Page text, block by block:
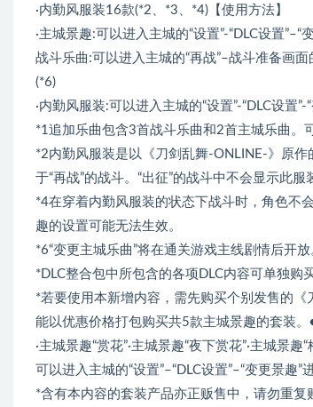
·内勤风服装16款(*2、*3、*4)【使用方法】
·主城景趣:可以进入主城的“设置”-“DLC设置”–“
战斗乐曲:可以进入主城的“再战”–战斗准备画面
(*6)
·内勤风服装:可以进入主城的“设置”-“DLC设置”-
*1追加乐曲包含3首战斗乐曲和2首主城乐曲。
*2内勤风服装是以《刀剑乱舞-ONLINE-》原
于“再战”的战斗。“出征”的战斗中不会显示此服
*4在穿着内勤风服装的状态下战斗时，角色不
趣的设置可能无法生效。
*6“变更主城乐曲”将在通关游戏主线剧情后开
*DLC整合包中所包含的各项DLC内容可单独购
*若要使用本新增内容，需先购买个别发售的
能以优惠价格打包购买共5款主城景趣的套装。
·主城景趣“赏花”·主城景趣“夜下赏花”·主城景趣
可以进入主城的“设置”–“DLC设置”–“变更景趣
*含有本内容的套装产品亦正贩售中，请勿重复